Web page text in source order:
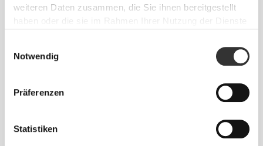
weiteren Daten zusammen, die Sie ihnen bereitgestellt
haben oder die sie im Rahmen Ihrer Nutzung der Dienste
Notwendig
Präferenzen
Statistiken
PRODUKTMERKMALE
Ein breites Klettverschluss-System, das
sich besonders einfach handhaben lässt
Schnell verstellbar und zuverlässig unter
Belastung bietet es ganztägigen Halt und